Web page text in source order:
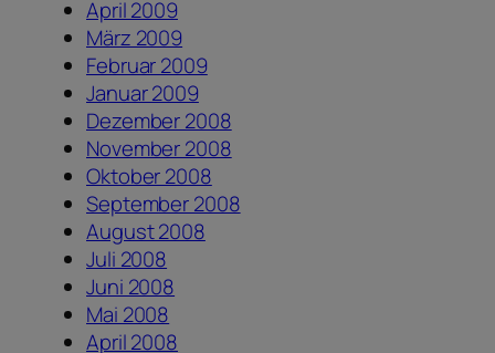
April 2009
März 2009
Februar 2009
Januar 2009
Dezember 2008
November 2008
Oktober 2008
September 2008
August 2008
Juli 2008
Juni 2008
Mai 2008
April 2008